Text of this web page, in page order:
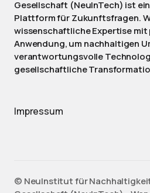
Gesellschaft (NeuInTech) ist
Plattform für Zukunftsfragen.
wissenschaftliche Expertise mit
Anwendung, um nachhaltigen
verantwortungsvolle
gesellschaftliche
Impressum
©️ NeuInstitut für